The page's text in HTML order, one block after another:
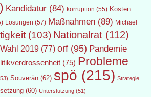
Kandidatur (84) korruption (55) Kosten
Lösungen (57) Maßnahmen (89) Michael
(103) Nationalrat (112)
2019 (77) orf (95) Pandemie
(75) Probleme
Souverän (62) spö (215) Strategie
(60) Unterstützung (51)